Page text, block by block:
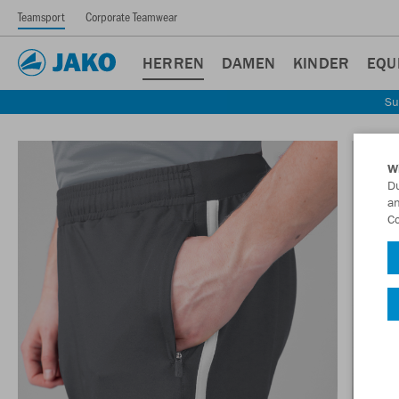
Teamsport Corporate Teamwear
HERREN DAMEN KINDER